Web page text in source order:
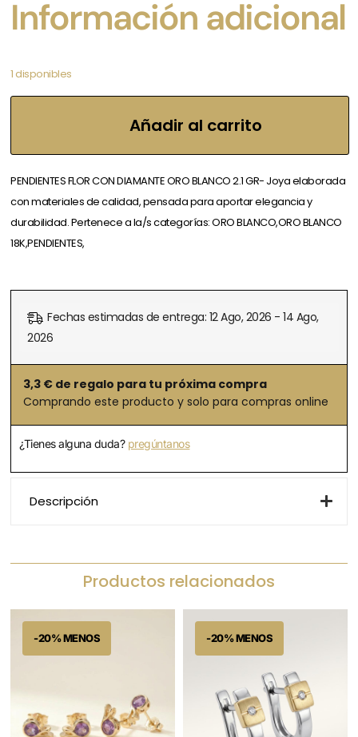
Información adicional
1 disponibles
Añadir al carrito
PENDIENTES FLOR CON DIAMANTE ORO BLANCO 2.1 GR- Joya elaborada
con materiales de calidad, pensada para aportar elegancia y
durabilidad. Pertenece a la/s categorías: ORO BLANCO,ORO BLANCO
18K,PENDIENTES,
Fechas estimadas de entrega: 12 Ago, 2026 - 14 Ago,
2026
3,3 € de regalo para tu próxima compra
Comprando este producto y solo para compras online
¿Tienes alguna duda? pregúntanos
Descripción
Productos relacionados